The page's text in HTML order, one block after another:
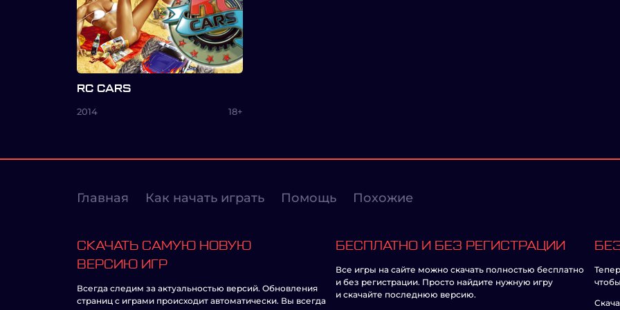
RC CARS
2014 18+
Главная Как начать играть Помощь Похожие
СКАЧАТЬ САМУЮ НОВУЮ
ВЕРСИЮ ИГР
Всегда следим за актуальностью версий. Обновления
страниц с играми происходит автоматически. Вы всегда
БЕСПЛАТНО И БЕЗ РЕГИСТРАЦИИ
Все игры на сайте можно скачать полностью бесплатно
и без регистрации. Просто найдите нужную игру
и скачайте последнюю версию.